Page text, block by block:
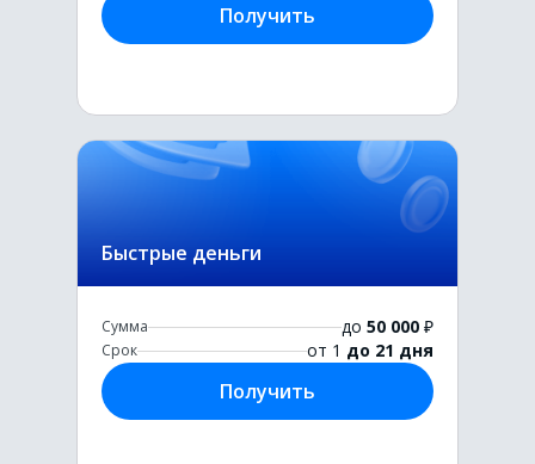
Получить
Быстрые деньги
Сумма до 50 000 ₽
Срок от 1 до 21 дня
Получить